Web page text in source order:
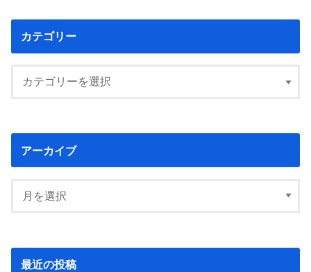
カテゴリー
アーカイブ
最近の投稿